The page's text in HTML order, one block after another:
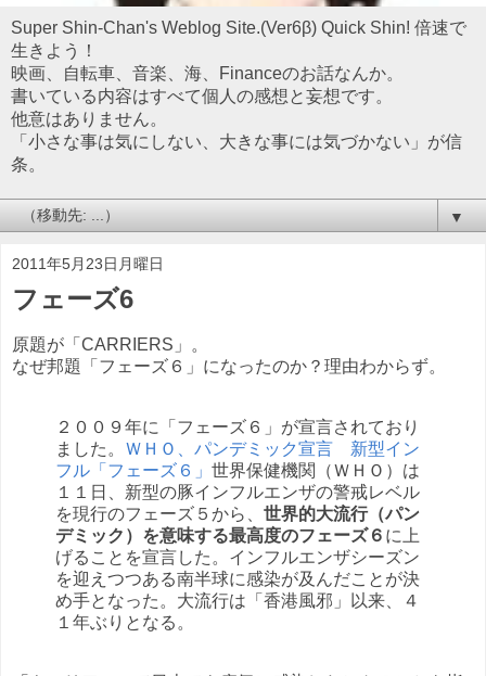
Super Shin-Chan's Weblog Site.(Ver6β) Quick Shin! 倍速で
生きよう！
映画、自転車、音楽、海、Financeのお話なんか。
書いている内容はすべて個人の感想と妄想です。
他意はありません。
「小さな事は気にしない、大きな事には気づかない」が信
条。
▼
2011年5月23日月曜日
フェーズ6
原題が「CARRIERS」。
なぜ邦題「フェーズ６」になったのか？理由わからず。
２００９年に「フェーズ６」が宣言されており
ました。 ＷＨＯ、パンデミック宣言 新型イン
フル「フェーズ６」 世界保健機関（ＷＨＯ）は
１１日、新型の豚インフルエンザの警戒レベル
を現行のフェーズ５から、 世界的大流行（パン
デミック）を意味する最高度のフェーズ６ に上
げることを宣言した。インフルエンザシーズン
を迎えつつある南半球に感染が及んだことが決
め手となった。大流行は「香港風邪」以来、４
１年ぶりとなる。